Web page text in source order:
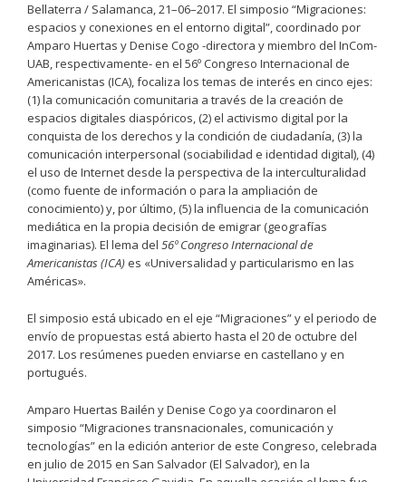
Bellaterra / Salamanca, 21–06–2017. El simposio “Migraciones:
espacios y conexiones en el entorno digital”, coordinado por
Amparo Huertas y Denise Cogo -directora y miembro del InCom-
UAB, respectivamente- en el 56º Congreso Internacional de
Americanistas (ICA), focaliza los temas de interés en cinco ejes:
(1) la comunicación comunitaria a través de la creación de
espacios digitales diaspóricos, (2) el activismo digital por la
conquista de los derechos y la condición de ciudadanía, (3) la
comunicación interpersonal (sociabilidad e identidad digital), (4)
el uso de Internet desde la perspectiva de la interculturalidad
(como fuente de información o para la ampliación de
conocimiento) y, por último, (5) la influencia de la comunicación
mediática en la propia decisión de emigrar (geografías
imaginarias). El lema del 56º Congreso Internacional de
Americanistas (ICA) es «Universalidad y particularismo en las
Américas».
El simposio está ubicado en el eje “Migraciones” y el periodo de
envío de propuestas está abierto hasta el 20 de octubre del
2017. Los resúmenes pueden enviarse en castellano y en
portugués.
Amparo Huertas Bailén y Denise Cogo ya coordinaron el
simposio “Migraciones transnacionales, comunicación y
tecnologías” en la edición anterior de este Congreso, celebrada
en julio de 2015 en San Salvador (El Salvador), en la